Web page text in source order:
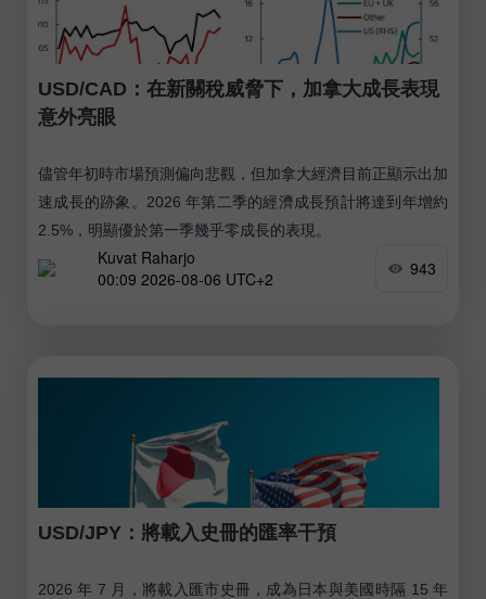
USD/CAD：在新關稅威脅下，加拿大成長表現
意外亮眼
儘管年初時市場預測偏向悲觀，但加拿大經濟目前正顯示出加
速成長的跡象。2026 年第二季的經濟成長預計將達到年增約
2.5%，明顯優於第一季幾乎零成長的表現。
Kuvat Raharjo
00:09 2026-08-06 UTC+2
943
USD/JPY：將載入史冊的匯率干預
2026 年 7 月，將載入匯市史冊，成為日本與美國時隔 15 年